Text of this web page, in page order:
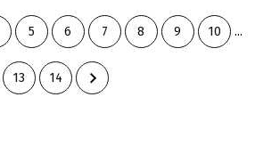
5 6 7 8 9 10 ...
13 14